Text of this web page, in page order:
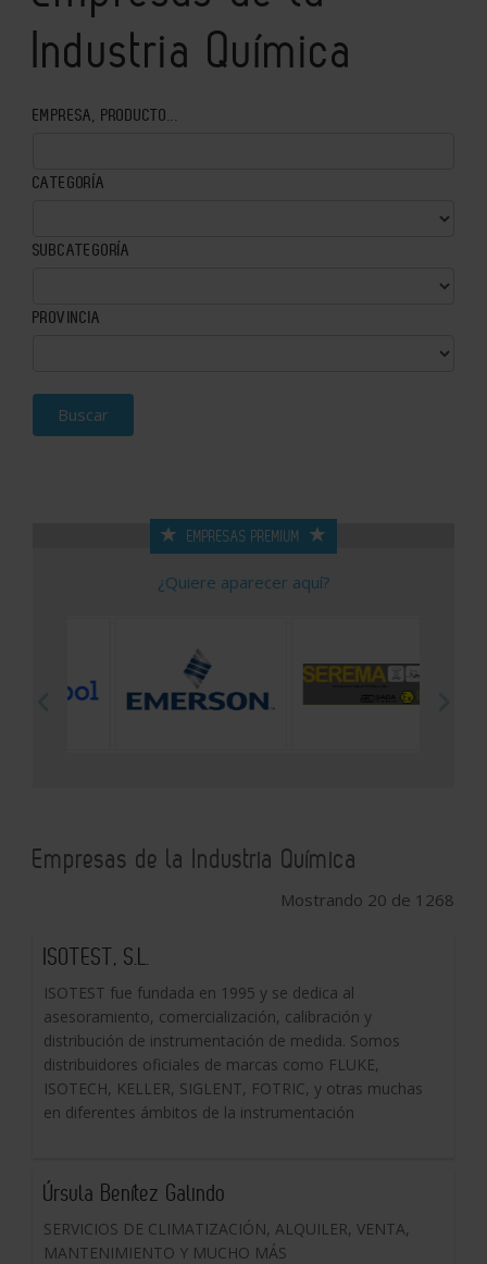
Industria Química
EMPRESA, PRODUCTO...
CATEGORÍA
SUBCATEGORÍA
PROVINCIA
Buscar
EMPRESAS PREMIUM
¿Quiere aparecer aquí?
Empresas de la Industria Química
Mostrando 20 de 1268
ISOTEST, S.L.
ISOTEST fue fundada en 1995 y se dedica al
asesoramiento, comercialización, calibración y
distribución de instrumentación de medida. Somos
distribuidores oficiales de marcas como FLUKE,
ISOTECH, KELLER, SIGLENT, FOTRIC, y otras muchas
en diferentes ámbitos de la instrumentación
Úrsula Benítez Galindo
SERVICIOS DE CLIMATIZACIÓN, ALQUILER, VENTA,
MANTENIMIENTO Y MUCHO MÁS